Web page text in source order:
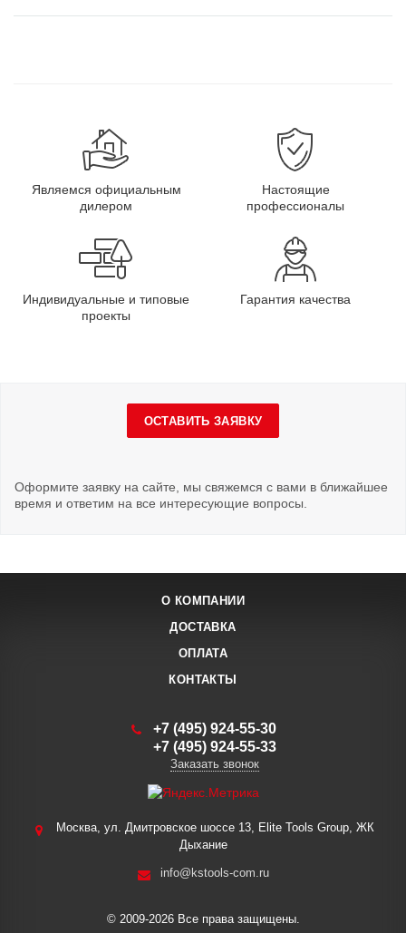
Являемся официальным
дилером
Настоящие
профессионалы
Индивидуальные и типовые
проекты
Гарантия качества
ОСТАВИТЬ ЗАЯВКУ
Оформите заявку на сайте, мы свяжемся с вами в ближайшее
время и ответим на все интересующие вопросы.
О КОМПАНИИ
ДОСТАВКА
ОПЛАТА
КОНТАКТЫ
+7 (495) 924-55-30
+7 (495) 924-55-33
Заказать звонок
Москва, ул. Дмитровское шоссе 13, Elite Tools Group, ЖК
Дыхание
info@kstools-com.ru
© 2009-2026 Все права защищены.